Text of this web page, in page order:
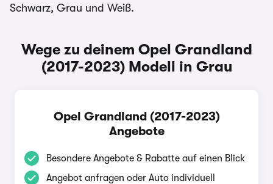
Schwarz, Grau und Weiß.
Wege zu deinem Opel Grandland
(2017-2023) Modell in Grau
Opel Grandland (2017-2023)
Angebote
Besondere Angebote & Rabatte auf einen Blick
Angebot anfragen oder Auto individuell